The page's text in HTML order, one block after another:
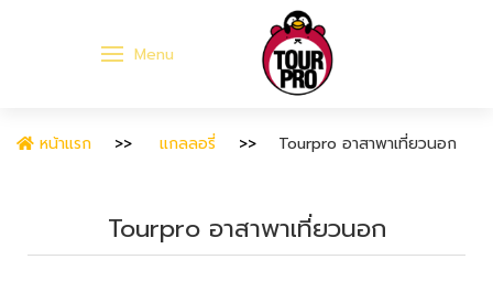
Menu
หน้าแรก แกลลอรี่ Tourpro อาสาพาเที่ยวนอก
Tourpro อาสาพาเที่ยวนอก